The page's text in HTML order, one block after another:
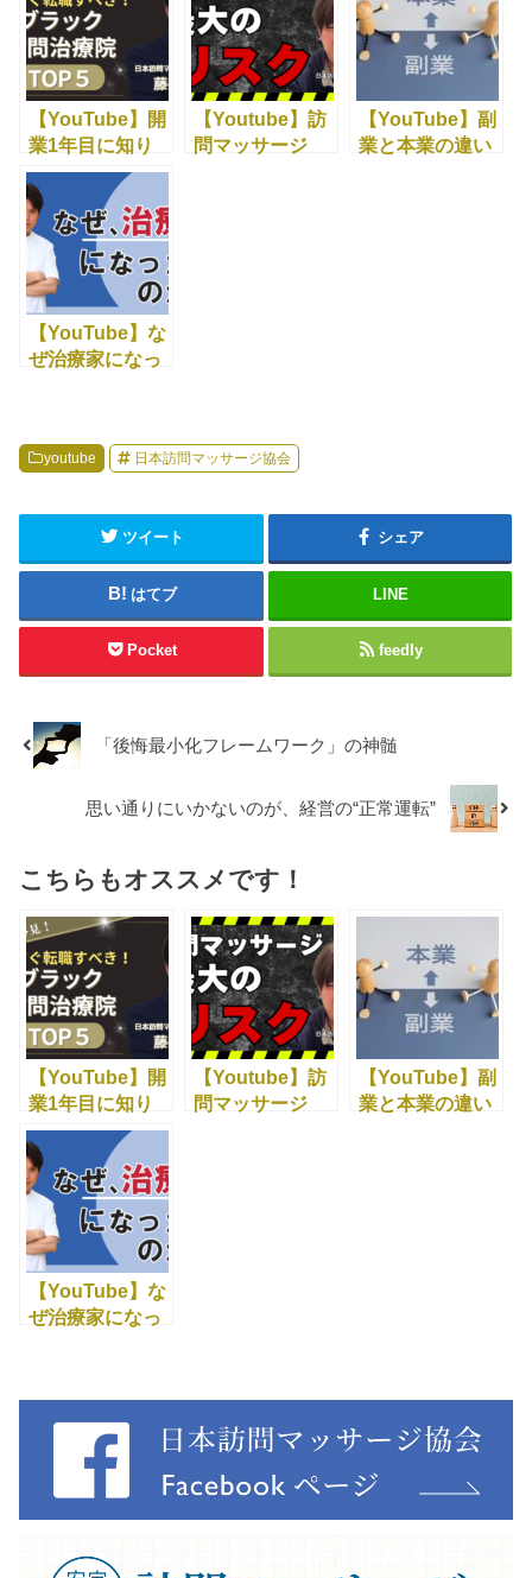
【YouTube】開
業1年目に知り
たかったこと
【Youtube】訪
問マッサージ
【YouTube】副
業と本業の違い
【YouTube】な
ぜ治療家になっ
youtube 日本訪問マッサージ協会
ツイート シェア
はてブ LINE
Pocket feedly
「後悔最小化フレームワーク」の神髄
思い通りにいかないのが、経営の“正常運転”
こちらもオススメです！
【YouTube】開
業1年目に知り
たかったこと
【Youtube】訪
問マッサージ
【YouTube】副
業と本業の違い
【YouTube】な
ぜ治療家になっ